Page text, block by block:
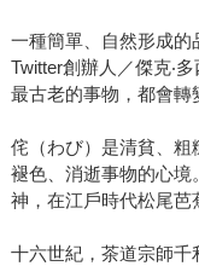
一種簡單、自然形成
Twitter創辦人／傑克‧多
最古老的事物，都會
侘（わび）是清貧、
褪色、消逝事物的心
神，在江戶時代松尾芭
十六世紀，茶道宗師千